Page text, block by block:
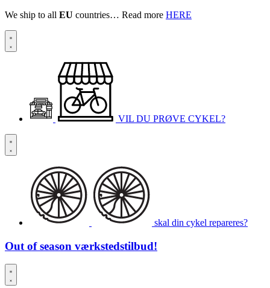
We ship to all EU countries… Read more HERE
VIL DU PRØVE CYKEL?
skal din cykel repareres?
Out of season værkstedstilbud!